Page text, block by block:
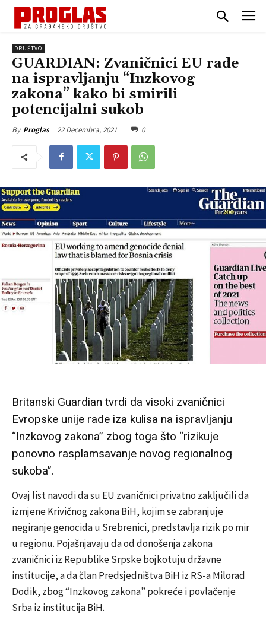
DRUŠTVO
GUARDIAN: Zvaničnici EU rade
na ispravljanju “Inzkovog
zakona” kako bi smirili
potencijalni sukob
By Proglas 22 Decembra, 2021 0
Britanski Guardian tvrdi da visoki zvaničnici
Evropske unije rade iza kulisa na ispravljanju
“Inzkovog zakona” zbog toga što “rizikuje
ponovno rasplamsavanje novog regionalnog
sukoba”.
Ovaj list navodi da su EU zvaničnici privatno zaključili da
izmjene Krivičnog zakona BiH, kojim se zabranjuje
negiranje genocida u Srebrenici, predstavlja rizik po mir
u regionu. Pojašnjavaju da od donošenja zakona
zvaničnici iz Republike Srpske bojkotuju državne
institucije, a da član Predsjedništva BiH iz RS-a Milorad
Dodik, zbog “Inzkovog zakona” pokreće i povlačenje
Srba iz institucija BiH.